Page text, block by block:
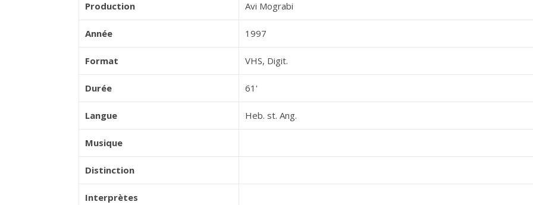
Production Avi Mograbi
Année 1997
Format VHS, Digit.
Durée 61'
Langue Heb. st. Ang.
Musique
Distinction
Interprètes